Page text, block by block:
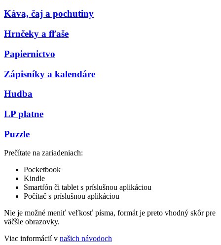
Káva, čaj a pochutiny
Hrnčeky a fľaše
Papiernictvo
Zápisníky a kalendáre
Hudba
LP platne
Puzzle
Prečítate na zariadeniach:
Pocketbook
Kindle
Smartfón či tablet s príslušnou aplikáciou
Počítač s príslušnou aplikáciou
Nie je možné meniť veľkosť písma, formát je preto vhodný skôr pre
väčšie obrazovky.
Viac informácií v našich návodoch